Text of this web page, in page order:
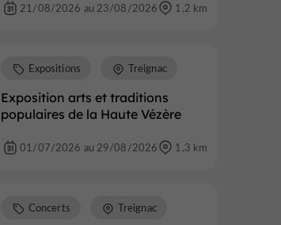
21/08/2026 au 23/08/2026 1,2 km
Exposition arts et traditions
populaires de la Haute Vézère
Expositions Treignac
01/07/2026 au 29/08/2026 1,3 km
Concerts Treignac